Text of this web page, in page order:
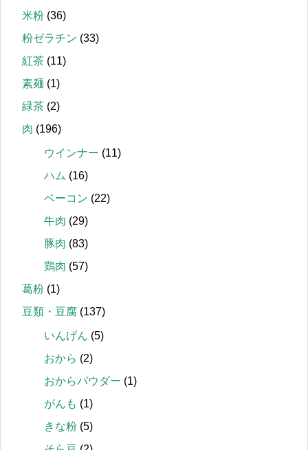
米粉 (36)
粉ゼラチン (33)
紅茶 (11)
素麺 (1)
緑茶 (2)
肉 (196)
ウインナー (11)
ハム (16)
ベーコン (22)
牛肉 (29)
豚肉 (83)
鶏肉 (57)
葛粉 (1)
豆類・豆腐 (137)
いんげん (5)
おから (2)
おからパウダー (1)
がんも (1)
きな粉 (5)